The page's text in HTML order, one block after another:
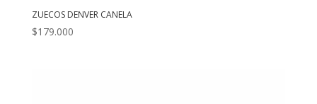
ZUECOS DENVER CANELA
$179.000